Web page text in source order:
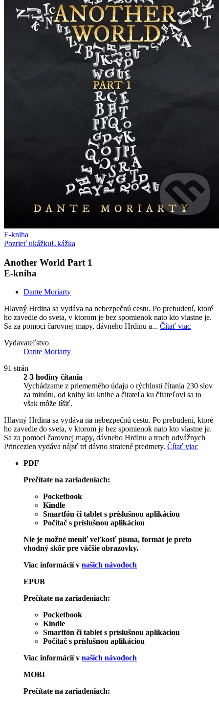
E-kniha
Pozrieť ukážkuUkážka
Another World Part 1
E-kniha
Dante Moriarty
Hlavný Hrdina sa vydáva na nebezpečnú cestu. Po prebudení, ktoré
ho zavedie do sveta, v ktorom je bez spomienok nato kto vlastne je.
Sa za pomoci čarovnej mapy, dávneho Hrdinu a... Čítať viac
Vydavateľstvo
Dante Moriarty
91 strán
2-3 hodiny čítania
Vychádzame z priemerného údaju o rýchlosti čítania 230 slov
za minútu, od knihy ku knihe a čitateľa ku čitateľovi sa to
však môže líšiť.
Hlavný Hrdina sa vydáva na nebezpečnú cestu. Po prebudení, ktoré
ho zavedie do sveta, v ktorom je bez spomienok nato kto vlastne je.
Sa za pomoci čarovnej mapy, dávneho Hrdinu a troch odvážnych
Princezien vydáva nájsť tri dávno stratené predmety. Čítať viac
PDF
Prečítate na zariadeniach:
Pocketbook
Kindle
Smartfón či tablet s príslušnou aplikáciou
Počítač s príslušnou aplikáciou
Nie je možné meniť veľkosť písma, formát je preto
vhodný skôr pre väčšie obrazovky.
Viac informácií v našich návodoch
EPUB
Prečítate na zariadeniach:
Pocketbook
Kindle
Smartfón či tablet s príslušnou aplikáciou
Počítač s príslušnou aplikáciou
Viac informácií v našich návodoch
MOBI
Prečítate na zariadeniach: